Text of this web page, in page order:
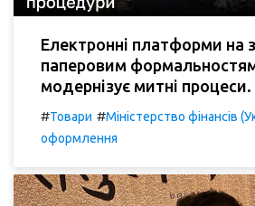
Електронні платформи на
паперовим
модернізує митні процеси.
#Товари #Міністерство фінансів
оформлення